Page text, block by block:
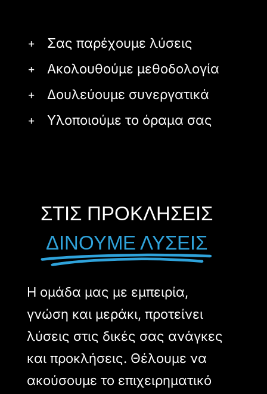
Σας παρέχουμε λύσεις
Ακολουθούμε μεθοδολογία
Δουλεύουμε συνεργατικά
Υλοποιούμε το όραμα σας
ΣΤΙΣ ΠΡΟΚΛΗΣΕΙΣ
ΔΙΝΟΥΜΕ ΛΥΣΕΙΣ
Η ομάδα μας με εμπειρία,
γνώση και μεράκι, προτείνει
λύσεις στις δικές σας ανάγκες
και προκλήσεις. Θέλουμε να
ακούσουμε το επιχειρηματικό